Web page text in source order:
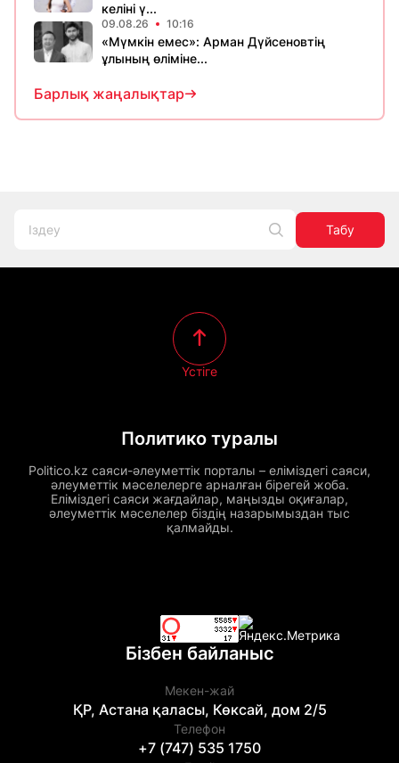
келіні ү...
09.08.26 10:16
«Мүмкін емес»: Арман Дүйсеновтің
ұлының өліміне...
Барлық жаңалықтар
Табу
Политико туралы
Politico.kz саяси-әлеуметтік порталы – еліміздегі саяси,
әлеуметтік мәселелерге арналған бірегей жоба.
Еліміздегі саяси жағдайлар, маңызды оқиғалар,
әлеуметтік мәселелер біздің назарымыздан тыс
қалмайды.
Үстіге
Бізбен байланыс
Мекен-жай
ҚР, Астана қаласы, Көксай, дом 2/5
Телефон
+7 (747) 535 1750